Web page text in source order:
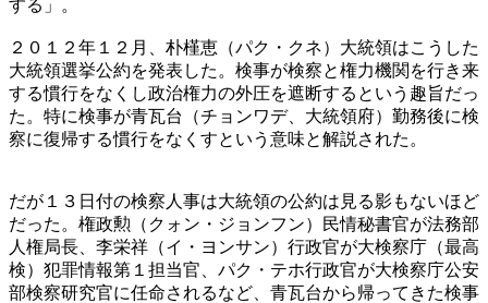
する」。
２０１２年１２月、朴槿恵（パク・クネ）大統領はこうした
大統領選挙公約を発表した。検事が検察と権力機関を行き来
する慣行をなくし政治権力の外圧を遮断するという趣旨だっ
た。特に検事が青瓦台（チョンワデ、大統領府）勤務後に検
察に復帰する慣行をなくすという意味と解説された。
だが１３日付の検察人事は大統領の公約は見る影もないほど
だった。権政勲（クォン・ジョンフン）民情秘書官が法務部
人権局長、李栄祥（イ・ヨンサン）行政官が大検察庁（最高
検）犯罪情報第１担当官、パク・テホ行政官が大検察庁公安
部検察研究官に任命されるなど、青瓦台から帰ってきた検事